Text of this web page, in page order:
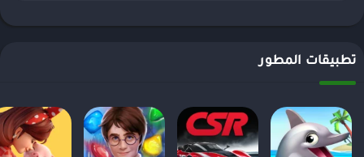
تطبيقات المطور